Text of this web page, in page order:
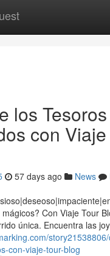
los Tesoros
con
57 days ago News
Con Viaje Tour
única. Encuentra las
con-viaje-tour-blog